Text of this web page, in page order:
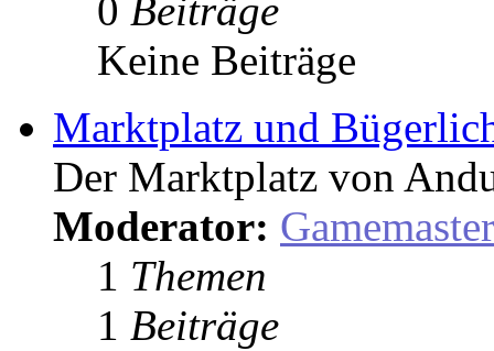
0 Beiträge
Keine Beiträge
Marktplatz und
Der Marktplatz von
Moderator: Gamemaster
1 Themen
1 Beiträge